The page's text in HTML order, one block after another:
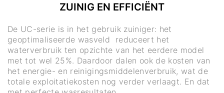
ZUINIG EN EFFICIËNT
De UC-serie is in het gebruik zuiniger: het
geoptimaliseerde wasveld reduceert het
waterverbruik ten opzichte van het eerdere model
met tot wel 25%. Daardoor dalen ook de kosten van
het energie- en reinigingsmiddelenverbruik, wat de
totale exploitatiekosten nog verder verlaagt. En dat